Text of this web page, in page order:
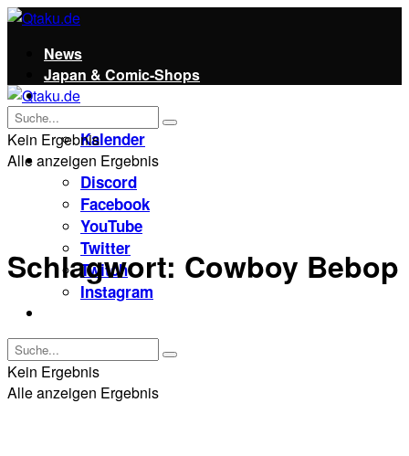
News
Japan & Comic-Shops
Qtaku
Kalender
Social
Discord
Facebook
YouTube
Twitter
Twitch
Instagram
Kein Ergebnis
Alle anzeigen Ergebnis
Kein Ergebnis
Alle anzeigen Ergebnis
Schlagwort: Cowboy Bebop